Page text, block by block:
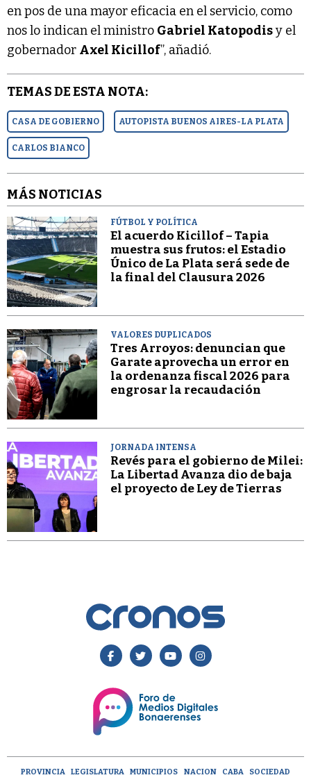
en pos de una mayor eficacia en el servicio, como
nos lo indican el ministro Gabriel Katopodisy el
gobernador Axel Kicillof”, añadió.
TEMAS DE ESTA NOTA:
CASA DE GOBIERNO AUTOPISTA BUENOS AIRES-LA PLATA
CARLOS BIANCO
MÁS NOTICIAS
FÚTBOL Y POLÍTICA
El acuerdo Kicillof – Tapia
muestra sus frutos: el Estadio
Único de La Plata será sede de
la final del Clausura 2026
VALORES DUPLICADOS
Tres Arroyos: denuncian que
Garate aprovecha un error en
la ordenanza fiscal 2026 para
engrosar la recaudación
JORNADA INTENSA
Revés para el gobierno de Milei:
La Libertad Avanza dio de baja
el proyecto de Ley de Tierras
PROVINCIA LEGISLATURA MUNICIPIOS NACION CABA SOCIEDAD